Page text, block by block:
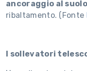
ancoraggio al
ribaltamento. (Fonte
I sollevatori